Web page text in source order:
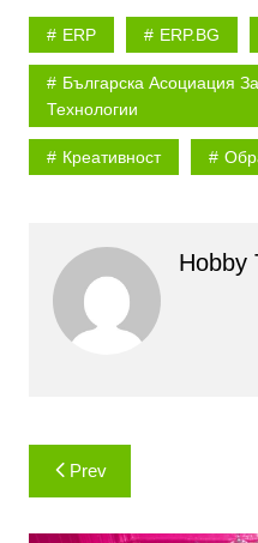
ERP ERP.BG
Българска Асоциация
Технологии
Креативност
Hobby
Навигация
Prev